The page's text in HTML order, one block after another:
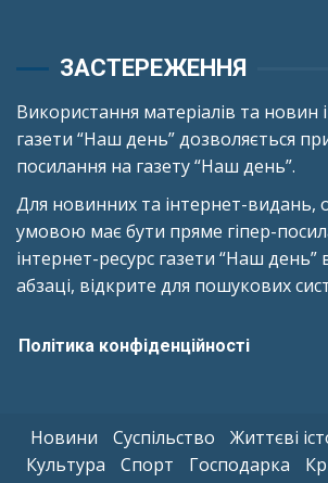
ЗАСТЕРЕЖЕННЯ
Використання матеріалів та новин
газети “Наш день” дозволяється
посилання на газету “Наш день”.
Для новинних та інтернет-видань,
умовою має бути пряме гіпер-
інтернет-ресурс газети “Наш
абзаці, відкрите для пошукових
Політика конфіденційності
Новини Суспільство Життєві
Культура
Спорт Господарка